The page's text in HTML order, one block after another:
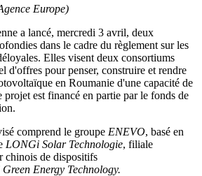
Europe)
a lancé, mercredi 3 avril, deux
dans le cadre du règlement sur les
Elles visent deux consortiums
d'offres pour penser, construire et rendre
en Roumanie d'une capacité de
est financé en partie par le fonds de
comprend le groupe ENEVO, basé en
LONGi Solar Technologie, filiale
chinois de dispositifs
Energy Technology.